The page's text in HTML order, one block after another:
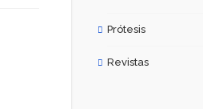
Prótesis
Revistas